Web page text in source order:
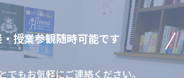
授業参観随時可能です
でもお気軽にご連絡ください。